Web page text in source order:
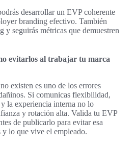
desarrollar un EVP coherente
branding efectivo. También
y seguirás métricas que demuestren
evitarlos al trabajar tu marca
existen es uno de los errores
Si comunicas flexibilidad,
la experiencia interna no lo
y rotación alta. Valida tu EVP
de publicarlo para evitar esa
y lo que vive el empleado.